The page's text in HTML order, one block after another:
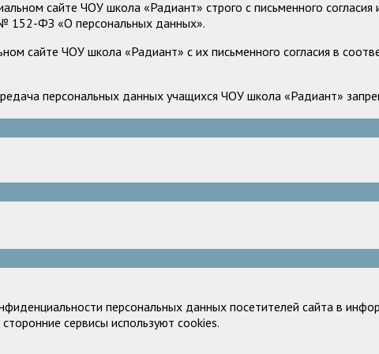
сайте ЧОУ школа «Радиант» строго с письменного
152-ФЗ «О персональных данных».
сайте ЧОУ школа «Радиант» с их письменного согласия в
персональных данных учащихся ЧОУ школа «Радиант»
персональных данных посетителей сайта в
сервисы используют cookies.